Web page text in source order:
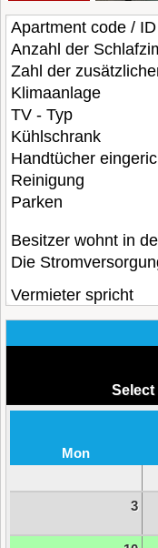
Apartment code / ID
Anzahl der
Zahl der
Klimaanlage
TV - Typ
Kühlschrank
Handtücher
Reinigung
Parken
Besitzer wohnt in
Die
Vermieter spricht
Select
Mon
3